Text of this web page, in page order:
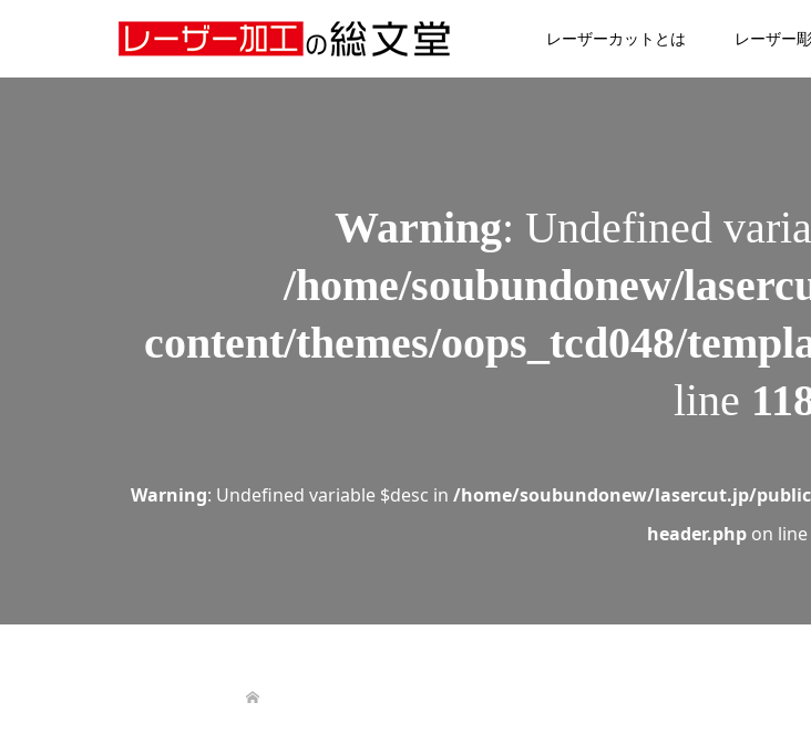
レーザーカットとは レーザー
: Undefined array key 0 in/home/soubundonew/lasercut.jp/public_html/wp-
: Attempt to read property "slug" on null in/home/soubundonew/lasercut.jp/
Warning: Undefined
/home/soubundonew/
content/themes/oops_tcd048/
line
Warning: Undefined variable $desc in /home/soubundonew/lasercut.jp/
header.php on line